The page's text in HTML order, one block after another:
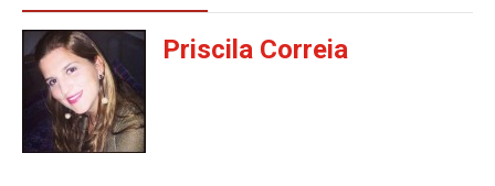
Priscila Correia